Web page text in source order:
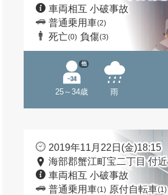
車両相互 小破事故
普通乗用車(2)
死亡(0) 負傷(3)
25～34歳
他
雨
2019年11月22日(金)18:15
海部郡蟹江町宝二丁目 付近
車両相互 小破事故
普通乗用車(1) 原付自転車(1)